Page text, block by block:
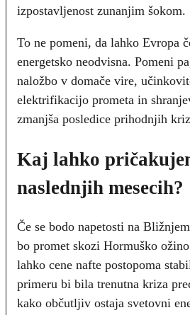
izpostavljenost zunanjim šokom.
To ne pomeni, da lahko Evropa
energetsko neodvisna. Pomeni
naložbo v domače vire,
elektrifikacijo prometa in
zmanjša posledice prihodnjih
Kaj lahko
naslednjih mesecih?
Če se bodo napetosti na
bo promet skozi Hormuško
lahko cene nafte postopoma
primeru bi bila trenutna kriza
kako občutljiv ostaja svetovni